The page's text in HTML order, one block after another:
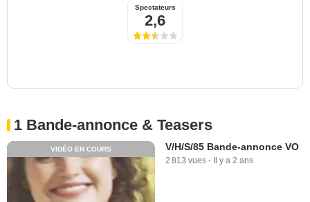
Spectateurs
2,6
1 Bande-annonce & Teasers
VIDÉO EN COURS V/H/S/85 Bande-annonce VO
2 813 vues - Il y a 2 ans